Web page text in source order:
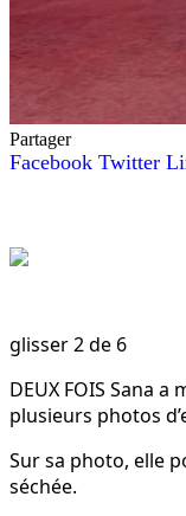
Partager
Facebook Twitter
glisser2de 6
DEUX FOIS Sana
plusieurs photos
Sur sa photo, elle
séchée.